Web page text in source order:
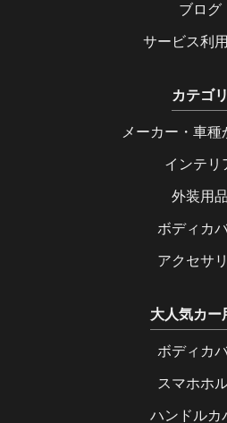
ブログ
サービス利
カテゴリ
メーカー・車種
インテリ
外装用品
ボディカ
アクセサ
大人気カー
ボディカ
スマホホ
ハンドルカ